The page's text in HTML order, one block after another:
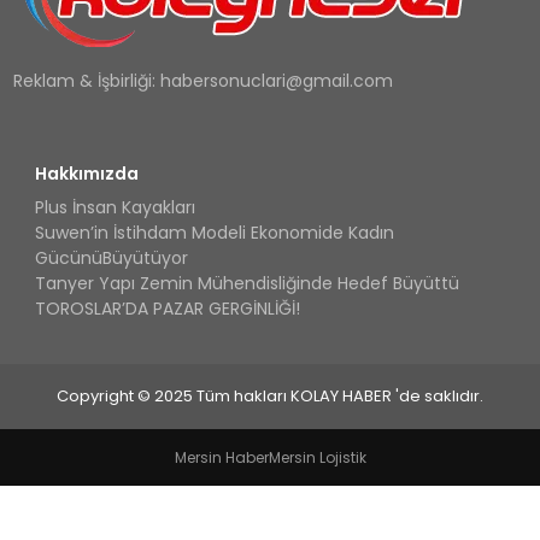
Reklam & İşbirliği: habersonuclari@gmail.com
Hakkımızda
Plus İnsan Kayakları
Suwen’in İstihdam Modeli Ekonomide Kadın
GücünüBüyütüyor
Tanyer Yapı Zemin Mühendisliğinde Hedef Büyüttü
TOROSLAR’DA PAZAR GERGİNLİĞİ!
Copyright © 2025 Tüm hakları KOLAY HABER 'de saklıdır.
Mersin HaberMersin Lojistik